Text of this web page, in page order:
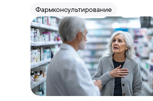
Фармконсультирование